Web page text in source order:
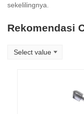
sekelilingnya.
Rekomendasi